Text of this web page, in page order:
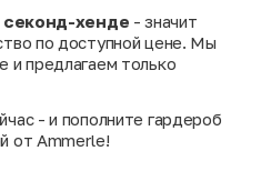
секонд-хенде - значит
по доступной цене. Мы
и предлагаем только
- и пополните гардероб
от Ammerle!